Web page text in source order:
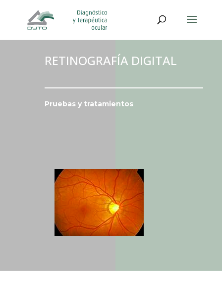
RETINOGRAFÍA DIGITAL
Pruebas y tratamientos